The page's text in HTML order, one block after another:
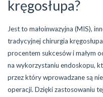
kręgosłupa?
Jest to małoinwazyjna (MIS),
tradycyjnej chirurgia
procentem sukcesów i małym
na wykorzystaniu endoskopu,
przez który wprowadzane są
operacji. Dzięki zastosowaniu